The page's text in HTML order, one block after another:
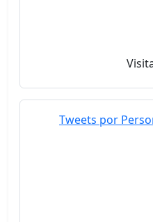
Tweets por